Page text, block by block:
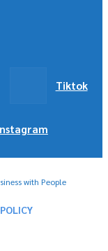
Tiktok
with People